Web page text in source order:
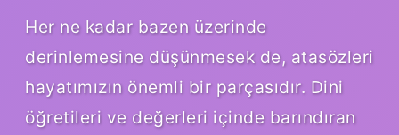
Her ne kadar bazen üzerinde
derinlemesine düşünmesek de, atasözleri
hayatımızın önemli bir parçasıdır. Dini
öğretileri ve değerleri içinde barındıran